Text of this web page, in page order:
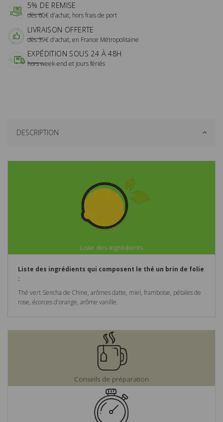
5% DE REMISE
dès 60€ d'achat, hors frais de port
LIVRAISON OFFERTE
dès 39€ d'achat, en France Métropolitaine
EXPÉDITION SOUS 24 À 48H
hors week-end et jours fériés
DESCRIPTION
Liste des ingrédients
Liste des ingrédients qui composent le thé un brin de folie
:
Thé vert Sencha de Chine, arômes datte, miel, framboise, pétales de
rose, écorces d'orange, arôme vanille.
Conseils de préparation